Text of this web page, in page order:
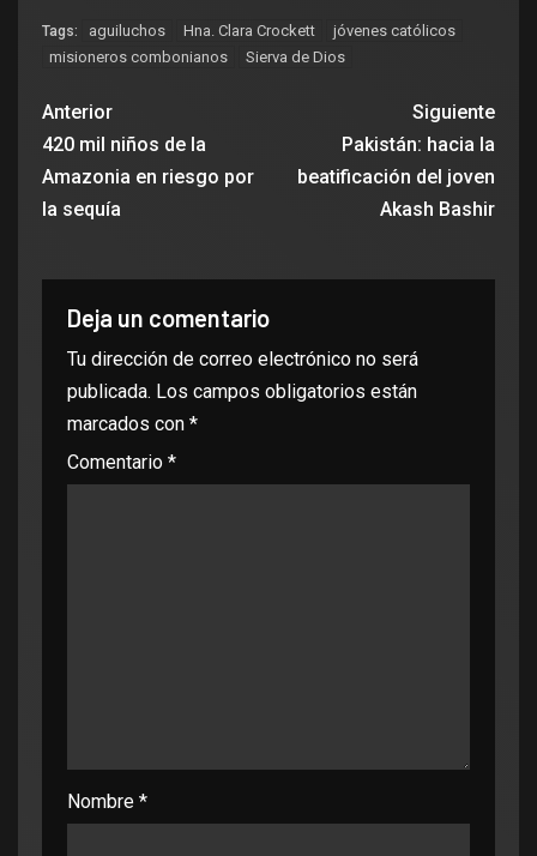
Tags: aguiluchos Hna. Clara Crockett
jóvenes católicos
misioneros combonianos
Sierva de Dios
Anterior
420 mil niños de la
Amazonia en riesgo por
la sequía
Siguiente
Pakistán: hacia la
beatificación del joven
Akash Bashir
Deja un comentario
Tu dirección de correo electrónico no será
publicada. Los campos obligatorios están
marcados con *
Comentario *
Nombre *